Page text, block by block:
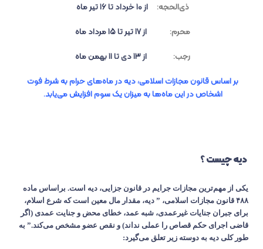
ذی‌الحجه: از ۱۰ خرداد تا ۱۶ تیر ماه
محرم: از ۱۷ تیر تا ۱۵ مرداد ماه
رجب: از ۱۳ دی تا ۱۱ بهمن ماه
بر اساس قانون مجازات اسلامی، دیه در ماه‌های حرام به شرط فوت
اشخاص در این ماه‌ها به میزان یک سوم افزایش می‌یابد.
دیه چیست ؟
یکی از مهم‌ترین مجازات جرایم در قانون جزایی، دیه است. براساس ماده
۴۸۸ قانون مجازات اسلامی، ” دیه، مقدار مال معین است که شرع اسلام،
برای جبران جنایات غیرعمدی، شبه عمد، خطای محض و جنایت عمدی (اگر
قاضی اجرای حکم قصاص را عملی نداند) و نقص عضو مشخص می‌کند.” به
طور کلی دیه به دوسته زیر تعلق می‌گیرد: